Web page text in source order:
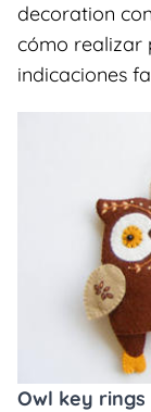
decoration
cómo realizar
indicaciones
Owl key